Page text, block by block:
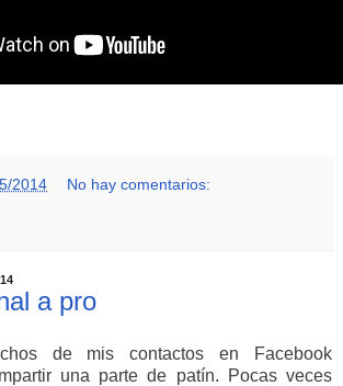
2014 No hay comentarios:
a pro
de mis contactos en Facebook
una parte de patín. Pocas veces